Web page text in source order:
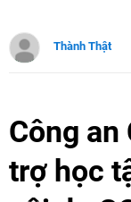
Thành Thật
Công an
trợ học